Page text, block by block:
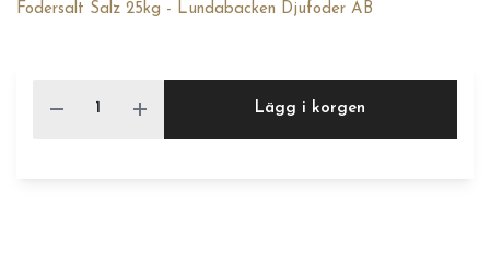
Fodersalt Salz 25kg - Lundabacken Djufoder AB
Lägg i korgen